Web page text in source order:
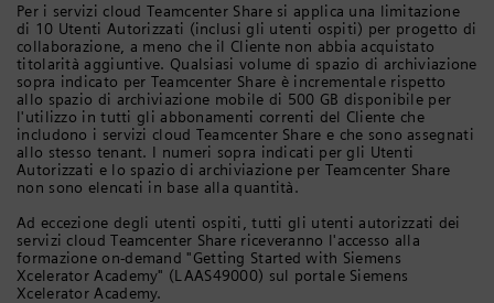
Per i servizi cloud Teamcenter Share si applica una limitazione
di 10 Utenti Autorizzati (inclusi gli utenti ospiti) per progetto di
collaborazione, a meno che il Cliente non abbia acquistato
titolarità aggiuntive. Qualsiasi volume di spazio di archiviazione
sopra indicato per Teamcenter Share è incrementale rispetto
allo spazio di archiviazione mobile di 500 GB disponibile per
l'utilizzo in tutti gli abbonamenti correnti del Cliente che
includono i servizi cloud Teamcenter Share e che sono assegnati
allo stesso tenant. I numeri sopra indicati per gli Utenti
Autorizzati e lo spazio di archiviazione per Teamcenter Share
non sono elencati in base alla quantità.
Ad eccezione degli utenti ospiti, tutti gli utenti autorizzati dei
servizi cloud Teamcenter Share riceveranno l'accesso alla
formazione on-demand "Getting Started with Siemens
Xcelerator Academy" (LAAS49000) sul portale Siemens
Xcelerator Academy.